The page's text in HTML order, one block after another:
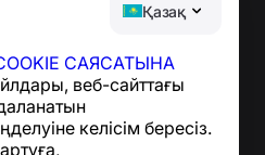
Қазақ
САЯСАТЫНА
веб-сайттағы
келісім бересіз.
мен